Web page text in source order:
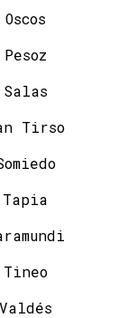
Oscos
Pesoz
Salas
San Tirso
Tapia
Tineo
Valdés